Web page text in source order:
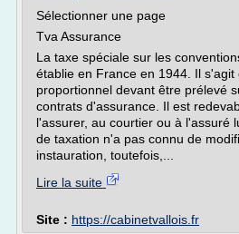
Sélectionner une page
Tva Assurance
La taxe spéciale sur les
établie en France en 1944. Il s'agit
proportionnel devant être prélevé
contrats d'assurance. Il est
l'assurer, au courtier ou à l'assuré
de taxation n'a pas connu de
instauration, toutefois,...
Lire la suite
Site : https://cabinetvallois.fr